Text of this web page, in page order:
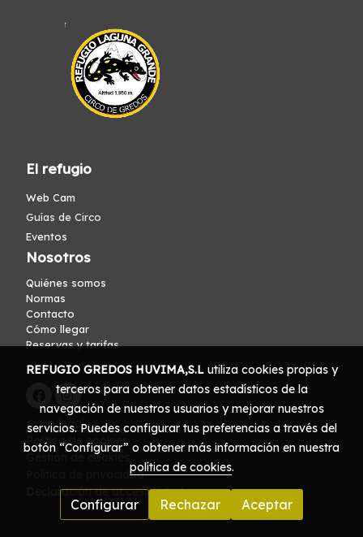
El refugio
Web Cam
Guías de Circo
Eventos
Nosotros
Quiénes somos
Normas
Contacto
Cómo llegar
Reservas y tarifas
Aviso legal
Política de cookies
Gestión de cookies
Política de privacidad
Declaración de accesibilidad
REFUGIO GREDOS HUVIMA,S.Lutiliza cookies propias y
terceros para obtener datos estadísticos de la
navegación de nuestros usuarios y mejorar nuestros
servicios. Puedes configurar tus preferencias a través del
botón “Configurar” o obtener más información en nuestra
política de cookies.
Configurar Rechazar Aceptar